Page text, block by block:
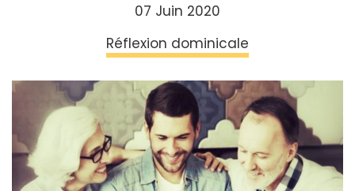
07 Juin 2020
Réflexion dominicale